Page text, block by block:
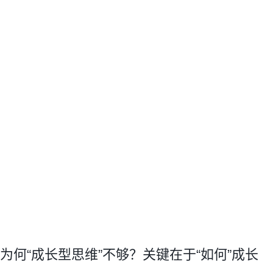
为何“成长型思维”不够？关键在于“如何”成长